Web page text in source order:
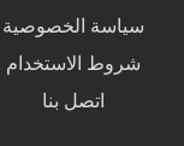
سياسة الخصوصية
شروط الاستخدام
اتصل بنا